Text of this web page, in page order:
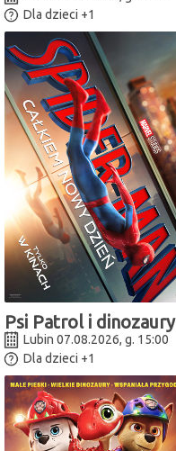
Dla dzieci +1
Psi Patrol i dinozaury
Lubin 07.08.2026, g. 15:00
Dla dzieci +1